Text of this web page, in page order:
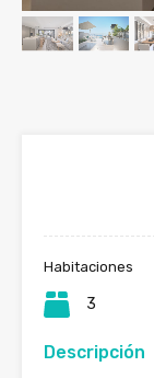
Habitaciones
3
Descripción